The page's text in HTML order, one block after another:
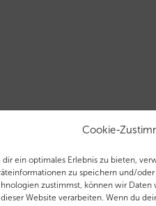
Cookie-
dir ein optimales Erlebnis zu bieten,
zu speichern und/
zustimmst, können wir Daten
Website verarbeiten. Wenn du